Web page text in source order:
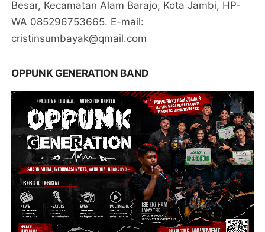
Besar, Kecamatan Alam Barajo, Kota Jambi, HP-
WA 085296753665. E-mail:
cristinsumbayak@qmail.com
OPPUNK GENERATION BAND